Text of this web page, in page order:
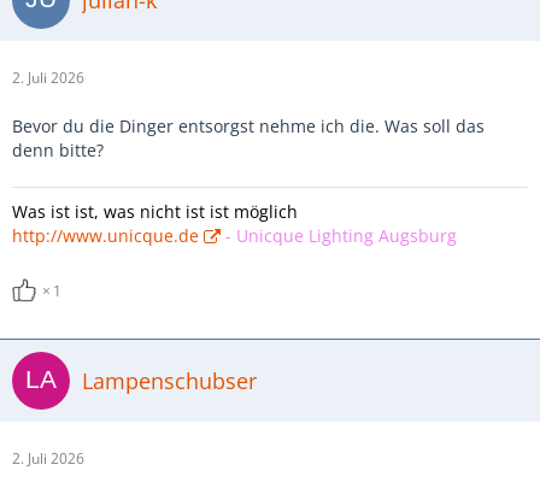
2. Juli 2026
Bevor du die Dinger entsorgst nehme ich die. Was soll das
denn bitte?
Was ist ist, was nicht ist ist möglich
http://www.unicque.de
- Unicque Lighting Augsburg
1
Lampenschubser
2. Juli 2026